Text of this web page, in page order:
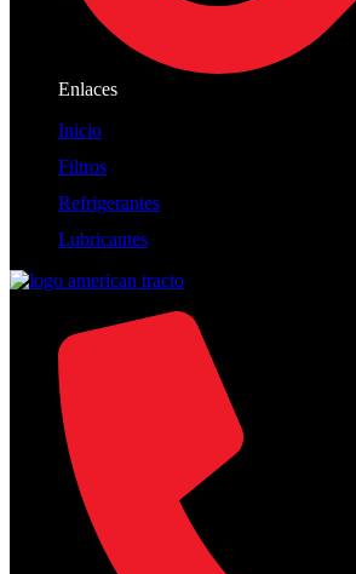
Enlaces
Inicio
Filtros
Refrigerantes
Lubricantes